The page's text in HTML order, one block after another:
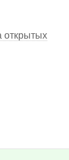
открытых